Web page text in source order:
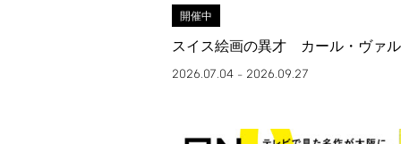
開催中
スイス絵画の異才 カール・ヴァ
2026.07.04 – 2026.09.27